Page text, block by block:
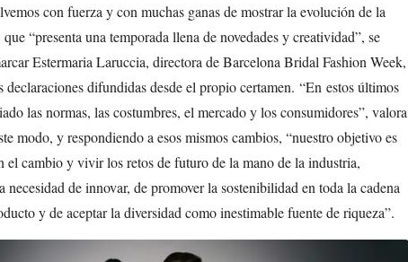
con fuerza y con muchas ganas de mostrar la evolución de la
“presenta una temporada llena de novedades y creatividad”, se
Estermaria Laruccia, directora de Barcelona Bridal Fashion Week,
declaraciones difundidas desde el propio certamen. “En estos últimos
las normas, las costumbres, el mercado y los consumidores”, valora
modo, y respondiendo a esos mismos cambios, “nuestro objetivo es
el cambio y vivir los retos de futuro de la mano de la industria,
necesidad de innovar, de promover la sostenibilidad en toda la cadena
y de aceptar la diversidad como inestimable fuente de riqueza”.